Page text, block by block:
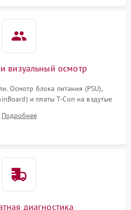
визуальный осмотр
Осмотр блока питания (PSU),
и платы T-Con на вздутые
и целостности шлейфов.
Подробнее
диагностика